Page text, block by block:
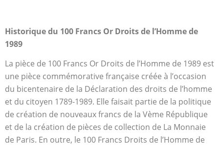
Historique du 100 Francs Or Droits de l’Homme de
1989
La pièce de 100 Francs Or Droits de l’Homme de 1989 est
une pièce commémorative française créée à l’occasion
du bicentenaire de la Déclaration des droits de l’homme
et du citoyen 1789-1989. Elle faisait partie de la politique
de création de nouveaux francs de la Vème République
et de la création de pièces de collection de La Monnaie
de Paris. En outre, le 100 Francs Droits de l’Homme de